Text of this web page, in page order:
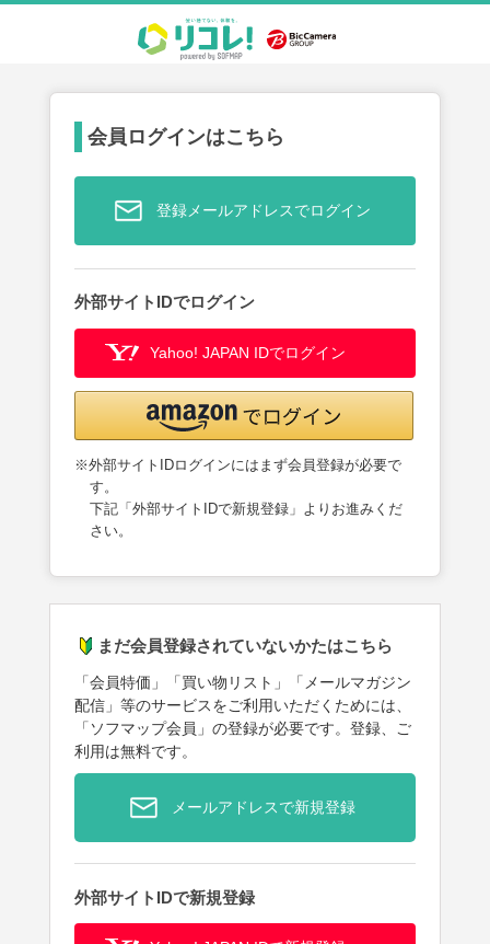
会員ログインはこちら
登録メールアドレスでログイン
外部サイトIDでログイン
Yahoo! JAPAN IDでログイン
※外部サイトIDログインにはまず会員登録が必要で
す。
下記「外部サイトIDで新規登録」よりお進みくだ
さい。
まだ会員登録されていないかたはこちら
「会員特価」「買い物リスト」「メールマガジン
配信」等のサービスをご利用いただくためには、
「ソフマップ会員」の登録が必要です。登録、ご
利用は無料です。
メールアドレスで新規登録
外部サイトIDで新規登録